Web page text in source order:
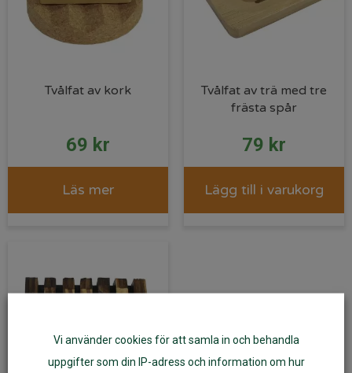
Tvålfat av kork
69 kr
Läs mer
Tvålfat av trä med tre
frästa spår
79 kr
Lägg till i varukorg
Vi använder cookies för att samla in och behandla
uppgifter som din IP-adress och information om hur